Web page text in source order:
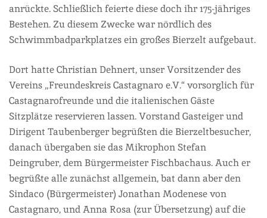
anrückte. Schließlich feierte diese doch ihr 175-jähriges
Bestehen. Zu diesem Zwecke war nördlich des
Schwimmbadparkplatzes ein großes Bierzelt aufgebaut.
Dort hatte Christian Dehnert, unser Vorsitzender des
Vereins „Freundeskreis Castagnaro e.V.“ vorsorglich für
Castagnarofreunde und die italienischen Gäste
Sitzplätze reservieren lassen. Vorstand Gasteiger und
Dirigent Taubenberger begrüßten die Bierzeltbesucher,
danach übergaben sie das Mikrophon Stefan
Deingruber, dem Bürgermeister Fischbachaus. Auch er
begrüßte alle zunächst allgemein, bat dann aber den
Sindaco (Bürgermeister) Jonathan Modenese von
Castagnaro, und Anna Rosa (zur Übersetzung) auf die